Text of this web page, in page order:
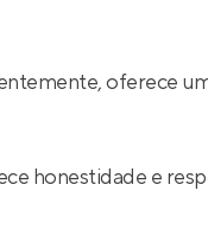
oferece
honestidade e